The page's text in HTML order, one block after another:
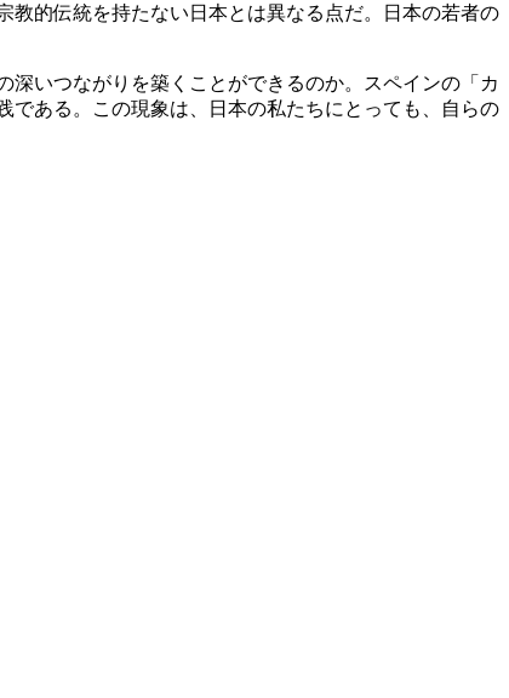
的伝統を持たない日本とは異なる点だ。日本の若者の
いつながりを築くことができるのか。スペインの「カ
である。この現象は、日本の私たちにとっても、自らの